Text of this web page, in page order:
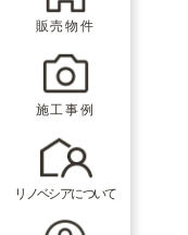
販売物件
施工事例
リノベシアについて